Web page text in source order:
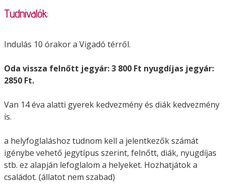
Tudnivalók:
Indulás 10 órakor a Vigadó térről.
Oda vissza felnőtt jegyár: 3 800 Ft nyugdíjas jegyár:
2850 Ft.
Van 14 éva alatti gyerek kedvezmény és diák kedvezmény
is.
a helyfoglaláshoz tudnom kell a jelentkezők számát
igénybe vehető jegytípus szerint, felnőtt, diák, nyugdíjas
stb. ez alapján lefoglalom a helyeket. Hozhatjátok a
családot. (állatot nem szabad)